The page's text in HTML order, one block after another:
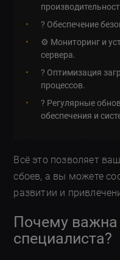
? Обеспечение
⚙️ Мониторинг и
сервера.
? Оптимизация
процессов.
? Регулярные
обеспечения и
Всё это позволяет
сбоев, а вы можете
развитии и
Почему
специалиста?